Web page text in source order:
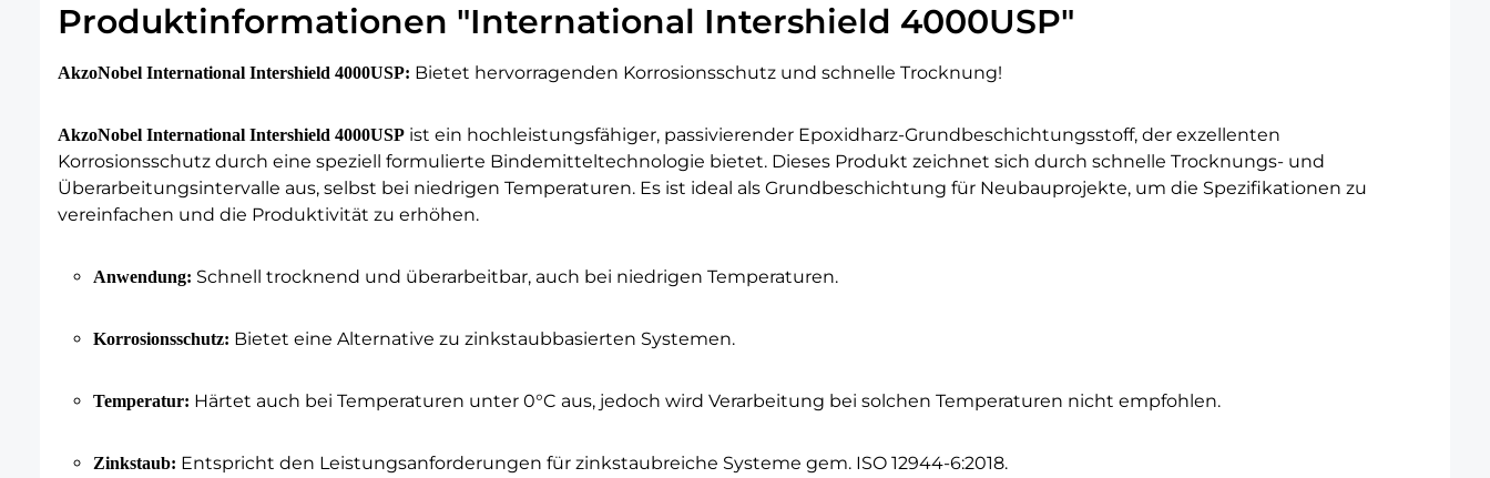
Produktinformationen "International Intershield 4000USP"
AkzoNobel International Intershield 4000USP: Bietet hervorragenden Korrosionsschutz und schnelle Trocknung!
AkzoNobel International Intershield 4000USP ist ein hochleistungsfähiger, passivierender Epoxidharz-Grundbeschichtungsstoff, der exzellenten
Korrosionsschutz durch eine speziell formulierte Bindemitteltechnologie bietet. Dieses Produkt zeichnet sich durch schnelle Trocknungs- und
Überarbeitungsintervalle aus, selbst bei niedrigen Temperaturen. Es ist ideal als Grundbeschichtung für Neubauprojekte, um die Spezifikationen zu
vereinfachen und die Produktivität zu erhöhen.
Anwendung: Schnell trocknend und überarbeitbar, auch bei niedrigen Temperaturen.
Korrosionsschutz: Bietet eine Alternative zu zinkstaubbasierten Systemen.
Temperatur: Härtet auch bei Temperaturen unter 0°C aus, jedoch wird Verarbeitung bei solchen Temperaturen nicht empfohlen.
Zinkstaub: Entspricht den Leistungsanforderungen für zinkstaubreiche Systeme gem. ISO 12944-6:2018.